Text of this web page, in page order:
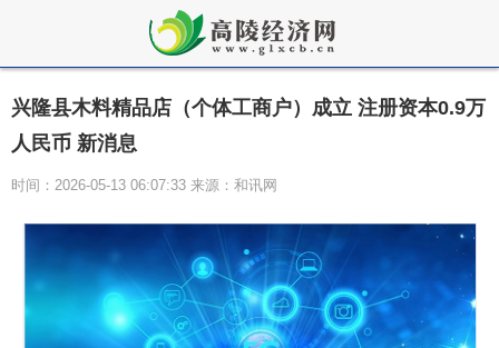
兴隆县木料精品店（个体工商户）成立 注册资本0.9万
人民币 新消息
时间：2026-05-13 06:07:33 来源：和讯网